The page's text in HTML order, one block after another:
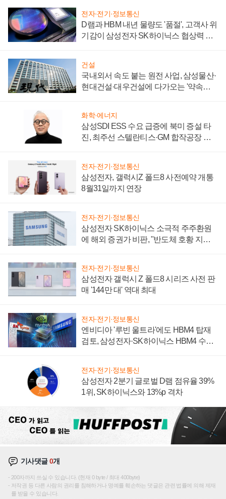
전자·전기·정보통신
D램과 HBM 내년 물량도 '품절', 고객사 위
기감이 삼성전자 SK하이닉스 협상력 더
건설
국내외서 속도 붙는 원전 사업, 삼성물산·
현대건설·대우건설에 다가오는 '약속의
화학·에너지
삼성SDI ESS 수요 급증에 북미 증설 타
진, 최주선 스텔란티스·GM 합작공장 건
전자·전기·정보통신
삼성전자, 갤럭시Z 폴드8 사전예약 개통
8월31일까지 연장
전자·전기·정보통신
삼성전자 SK하이닉스 소극적 주주환원
에 해외 증권가 비판, "반도체 호황 지속
전자·전기·정보통신
삼성전자 갤럭시 Z 폴드8 시리즈 사전 판
매 '144만 대' 역대 최대
전자·전기·정보통신
엔비디아 '루빈 울트라'에도 HBM4 탑재
검토, 삼성전자·SK하이닉스 HBM4 수율
전자·전기·정보통신
삼성전자 2분기 글로벌 D램 점유율 39%
1위, SK하이닉스와 13%p 격차
기사댓글0개
200자까지 쓰실 수 있습니다. (현재 0 byte / 최대 400byte)
저작권 등 다른 사람의 권리를 침해하거나 명예를 훼손하는 댓글은 관련 법률에 의해 제재
를 받을 수 있습니다.